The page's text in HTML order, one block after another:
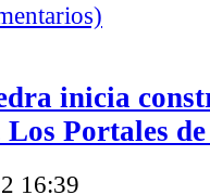
inicia
Los Portales
16:39